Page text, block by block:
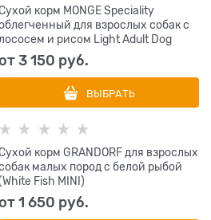
корм MONGE Speciality
для взрослых собак с
лососем и рисом Light Adult Dog
3 150 руб.
ВЫБРАТЬ
корм GRANDORF для взрослых
малых пород с белой рыбой
Fish MINI)
1 650 руб.